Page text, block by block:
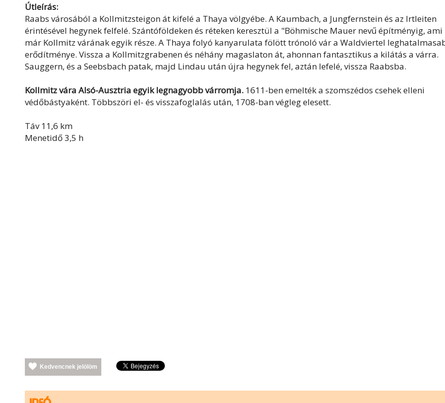
Útleírás:
Raabs városából a Kollmitzsteigon át kifelé a Thaya völgyébe. A Kaumbach, a Jungfernstein és az Irtleiten
érintésével hegynek felfelé. Szántóföldeken és réteken keresztül a "Böhmische Mauer nevű építményig, ami
már Kollmitz várának egyik része. A Thaya folyó kanyarulata fölött trónoló vár a Waldviertel
erődítménye. Vissza a Kollmitzgrabenen és néhány magaslaton át, ahonnan fantasztikus a kilátás a várra.
Sauggern, és a Seebsbach patak, majd Lindau után újra hegynek fel, aztán lefelé, vissza Raabsba.
Kollmitz vára Alsó-Ausztria egyik legnagyobb várromja. 1611-ben emelték a szomszédos csehek elleni
védőbástyaként. Többszöri el- és visszafoglalás után, 1708-ban végleg elesett.
Táv 11,6 km
Menetidő 3,5 h
Kedvencnek jelölöm